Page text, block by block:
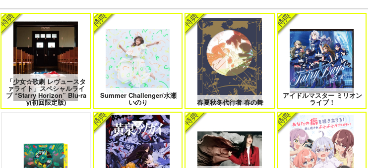
に堕とされる～ 1
者のアーリャさん
「少女☆歌劇 レヴュースタ
ァライト」スペシャルライ
ブ “Starry Horizon” Blu-ra
y(初回限定版)
Summer Challenger/水瀬
いのり 春夏秋冬代行者 春の舞
アイドルマスター ミリオン
ライブ！